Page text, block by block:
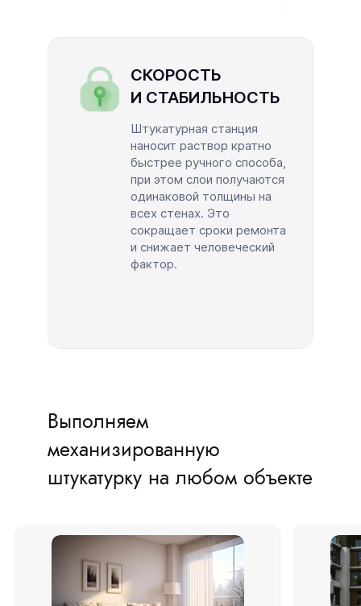
СКОРОСТЬ
И СТАБИЛЬНОСТЬ
Штукатурная станция
наносит раствор кратно
быстрее ручного способа,
при этом слои получаются
одинаковой толщины на
всех стенах. Это
сокращает сроки ремонта
и снижает человеческий
фактор.
Выполняем
механизированную
штукатурку на любом объекте